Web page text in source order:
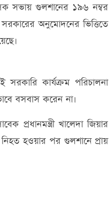
সভায় গুলশানের ১৯৬ নম্বর
অনুমোদনের ভিত্তিতে
সরকারি কার্যক্রম পরিচালনা
বসবাস করেন না।
প্রধানমন্ত্রী খালেদা জিয়ার
নিহত হওয়ার পর গুলশানে প্রায়